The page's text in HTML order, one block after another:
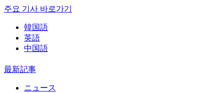
주요 기사 바로가기
韓国語
英語
中国語
最新記事
ニュース